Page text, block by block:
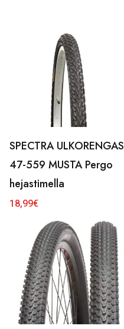
SPECTRA ULKORENGAS
47-559 MUSTA Pergo
hejastimella
18,99€